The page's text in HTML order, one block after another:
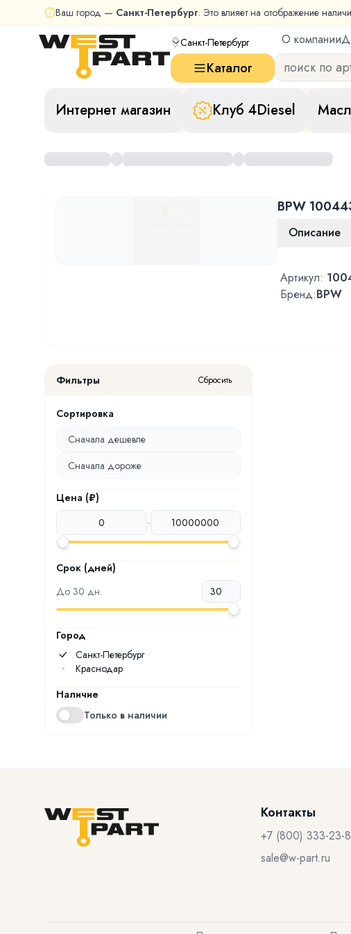
Ваш город — Санкт-Петербург. Это влияет на отображение
Санкт-Петербург О компании
Каталог
Интернет магазин Клуб 4Diesel
BPW
Описание
Артикул:
Бренд:BPW
Фильтры Сбросить
Сортировка
Сначала дешевле
Сначала дороже
Цена (₽)
-
Срок (дней)
До 30 дн.
Город
Санкт-Петербург
Краснодар
Наличие
Только в наличии
Контакты
+7 (800) 333-23-
sale@w-part.ru